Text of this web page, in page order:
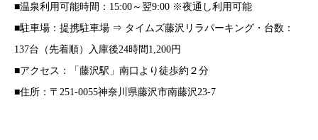
■温泉利用可能時間：15:00～翌9:00 ※夜通し利用可能
■駐車場：提携駐車場 ⇒ タイムズ藤沢リラパーキング・台数：
137台（先着順）入庫後24時間1,200円
■アクセス：「藤沢駅」南口より徒歩約２分
■住所：〒251-0055神奈川県藤沢市南藤沢23-7